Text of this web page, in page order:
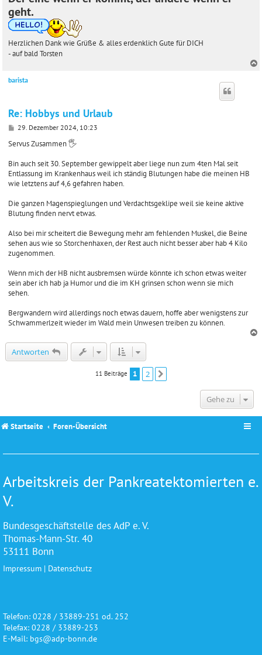
geht.
Herzlichen Dank wie Grüße & alles erdenklich Gute für DICH
- auf bald Torsten
barista
Re: Hobbys und Urlaub
B
i
a
g
29. Dezember 2024, 10:23
Servus Zusammen 🖐️
Bin auch seit 30. September gewippelt aber liege nun zum 4ten Mal seit
Entlassung im Krankenhaus weil ich ständig Blutungen habe die meinen HB
wie letztens auf 4,6 gefahren haben.
Die ganzen Magenspieglungen und Verdachtsgeklipe weil sie keine aktive
Blutung finden nervt etwas.
Also bei mir scheitert die Bewegung mehr am fehlenden Muskel, die Beine
sehen aus wie so Storchenhaxen, der Rest auch nicht besser aber hab 4 Kilo
zugenommen.
Wenn mich der HB nicht ausbremsen würde könnte ich schon etwas weiter
sein aber ich hab ja Humor und die im KH grinsen schon wenn sie mich
sehen.
Bergwandern wird allerdings noch etwas dauern, hoffe aber wenigstens zur
Schwammerlzeit wieder im Wald mein Unwesen treiben zu können.
Antworten
11 Beiträge 1 2
Gehe zu
Startseite Foren-Übersicht
Arbeitskreis der Pankreatektomierten e.
V.
Bundesgeschäftstelle des AdP e. V.
Thomas-Mann-Str. 40
53111 Bonn
Impressum | Datenschutz
Telefon: 0228 / 33889-251 od. 252
Telefax: 0228 / 33889-253
E-Mail: bgs@adp-bonn.de